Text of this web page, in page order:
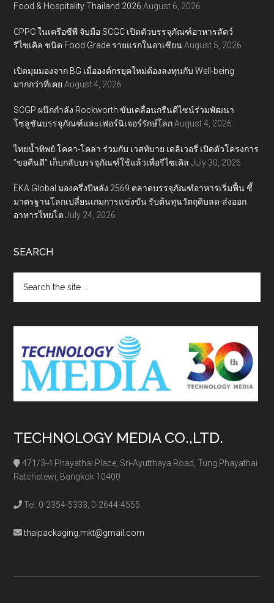
Food & Hospitality Thailand 2026 August 6, 2026
CPPC ในเครือซีพี จับมือ SCGC เปิดตัวบรรจุภัณฑ์อาหารสัตว์
รีไซเคิล ชนิด Food Grade รายแรกในอาเซียน August 5, 2026
เปิดมุมมองจาก BG เมื่อองค์กรยุคใหม่ต้องลงทุนกับ Well-being
มากกว่าที่เคย August 4, 2026
SCGP ผนึกกำลัง Rockworth ขับเคลื่อนกรีนดีไซน์ร่วมพัฒนา
โซลูชันบรรจุภัณฑ์และเฟอร์นิเจอร์รักษ์โลก August 4, 2026
ไทยน้ำทิพย์ โคคา-โคล่า ร่วมกับ เวสท์บาย เดลิเวอรี่ เปิดตัวโครงการ
“ขอคืนดี” เก็บกลับบรรจุภัณฑ์ใช้แล้วเพื่อรีไซเคิล July 30, 2026
EKA Global มองครึ่งปีหลัง 2569 ตลาดบรรจุภัณฑ์อาหารเริ่มฟื้น ชี้
มาตรฐานโลกเปลี่ยนเกมการแข่งขัน รับต้นทุนวัตถุดิบลด-ส่งออก
อาหารไทยโต July 24, 2026
SEARCH
the
TECHNOLOGY MEDIA CO.,LTD.
471/3-4 Phayathai Place, Sri-Ayutthaya Road, Tung Phayathai
Ratchatewi, Bangkok 10400
Tel. 0-2354-5333, 0-2644-4555
thaipackaging.mkt@gmail.com